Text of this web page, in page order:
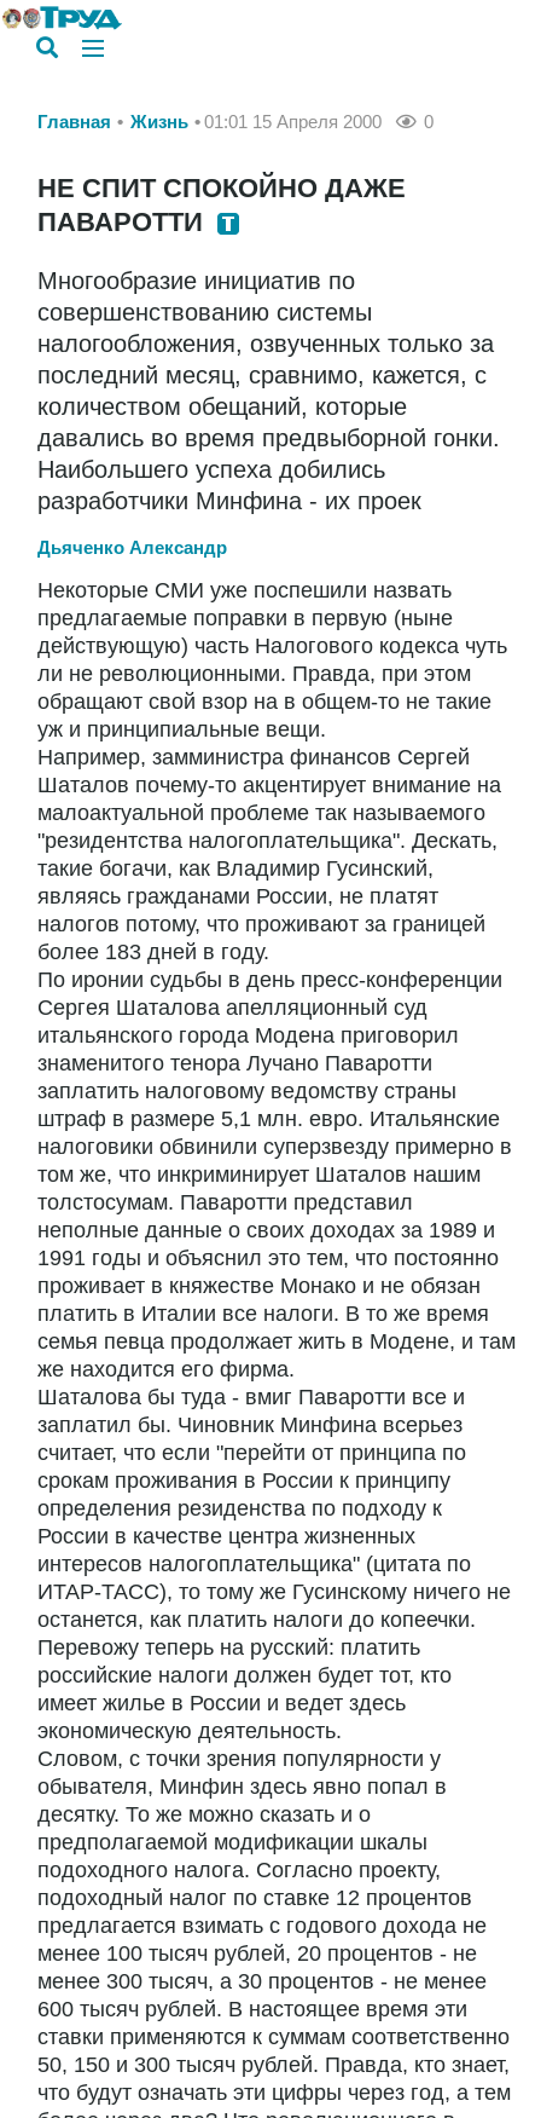
Главная Жизнь 01:01 15 Апреля 2000 0
НЕ СПИТ СПОКОЙНО ДАЖЕ
ПАВАРОТТИ
Многообразие инициатив по
совершенствованию системы
налогообложения, озвученных только за
последний месяц, сравнимо, кажется, с
количеством обещаний, которые
давались во время предвыборной гонки.
Наибольшего успеха добились
разработчики Минфина - их проек
Дьяченко Александр
Некоторые СМИ уже поспешили назвать
предлагаемые поправки в первую (ныне
действующую) часть Налогового кодекса чуть
ли не революционными. Правда, при этом
обращают свой взор на в общем-то не такие
уж и принципиальные вещи.
Например, замминистра финансов Сергей
Шаталов почему-то акцентирует внимание на
малоактуальной проблеме так называемого
"резидентства налогоплательщика". Дескать,
такие богачи, как Владимир Гусинский,
являясь гражданами России, не платят
налогов потому, что проживают за границей
более 183 дней в году.
По иронии судьбы в день пресс-конференции
Сергея Шаталова апелляционный суд
итальянского города Модена приговорил
знаменитого тенора Лучано Паваротти
заплатить налоговому ведомству страны
штраф в размере 5,1 млн. евро. Итальянские
налоговики обвинили суперзвезду примерно в
том же, что инкриминирует Шаталов нашим
толстосумам. Паваротти представил
неполные данные о своих доходах за 1989 и
1991 годы и объяснил это тем, что постоянно
проживает в княжестве Монако и не обязан
платить в Италии все налоги. В то же время
семья певца продолжает жить в Модене, и там
же находится его фирма.
Шаталова бы туда - вмиг Паваротти все и
заплатил бы. Чиновник Минфина всерьез
считает, что если "перейти от принципа по
срокам проживания в России к принципу
определения резиденства по подходу к
России в качестве центра жизненных
интересов налогоплательщика" (цитата по
ИТАР-ТАСС), то тому же Гусинскому ничего не
останется, как платить налоги до копеечки.
Перевожу теперь на русский: платить
российские налоги должен будет тот, кто
имеет жилье в России и ведет здесь
экономическую деятельность.
Словом, с точки зрения популярности у
обывателя, Минфин здесь явно попал в
десятку. То же можно сказать и о
предполагаемой модификации шкалы
подоходного налога. Согласно проекту,
подоходный налог по ставке 12 процентов
предлагается взимать с годового дохода не
менее 100 тысяч рублей, 20 процентов - не
менее 300 тысяч, а 30 процентов - не менее
600 тысяч рублей. В настоящее время эти
ставки применяются к суммам соответственно
50, 150 и 300 тысяч рублей. Правда, кто знает,
что будут означать эти цифры через год, а тем